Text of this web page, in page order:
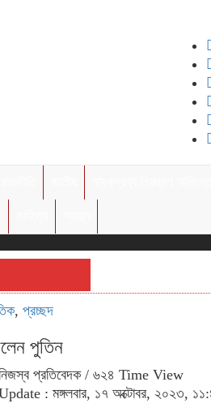
, প্রচ্ছদ
পুতিন
প্রতিবেদক / ৬২৪ Time View
: মঙ্গলবার, ১৭ অক্টোবর, ২০২৩,